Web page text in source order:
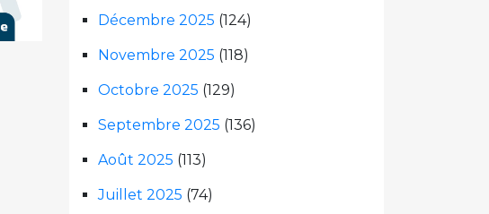
Décembre 2025 (124)
Novembre 2025 (118)
Octobre 2025 (129)
Septembre 2025 (136)
Août 2025 (113)
Juillet 2025 (74)